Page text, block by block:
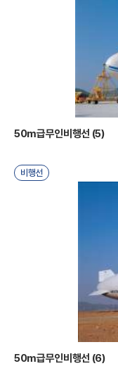
우
주
50m급무인비행선 (5)
비행선
50m급무인비행선 (6)